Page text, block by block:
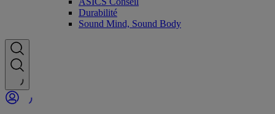
Durabilité
Sound Mind, Sound Body